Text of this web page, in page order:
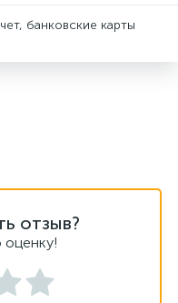
банковские карты
отзыв?
оценку!